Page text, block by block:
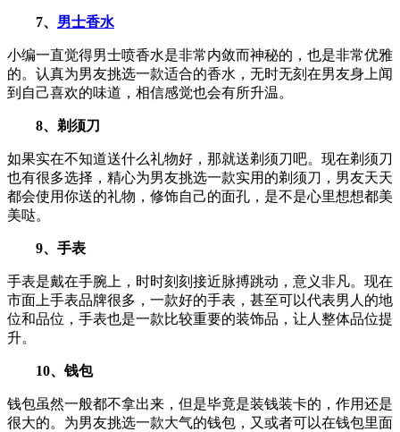
7、 男士香水
小编一直觉得男士喷香水是非常内敛而神秘的，也是非常优雅
的。认真为男友挑选一款适合的香水，无时无刻在男友身上闻
到自己喜欢的味道，相信感觉也会有所升温。
8、剃须刀
如果实在不知道送什么礼物好，那就送剃须刀吧。现在剃须刀
也有很多选择，精心为男友挑选一款实用的剃须刀，男友天天
都会使用你送的礼物，修饰自己的面孔，是不是心里想想都美
美哒。
9、手表
手表是戴在手腕上，时时刻刻接近脉搏跳动，意义非凡。现在
市面上手表品牌很多，一款好的手表，甚至可以代表男人的地
位和品位，手表也是一款比较重要的装饰品，让人整体品位提
升。
10、钱包
钱包虽然一般都不拿出来，但是毕竟是装钱装卡的，作用还是
很大的。为男友挑选一款大气的钱包，又或者可以在钱包里面